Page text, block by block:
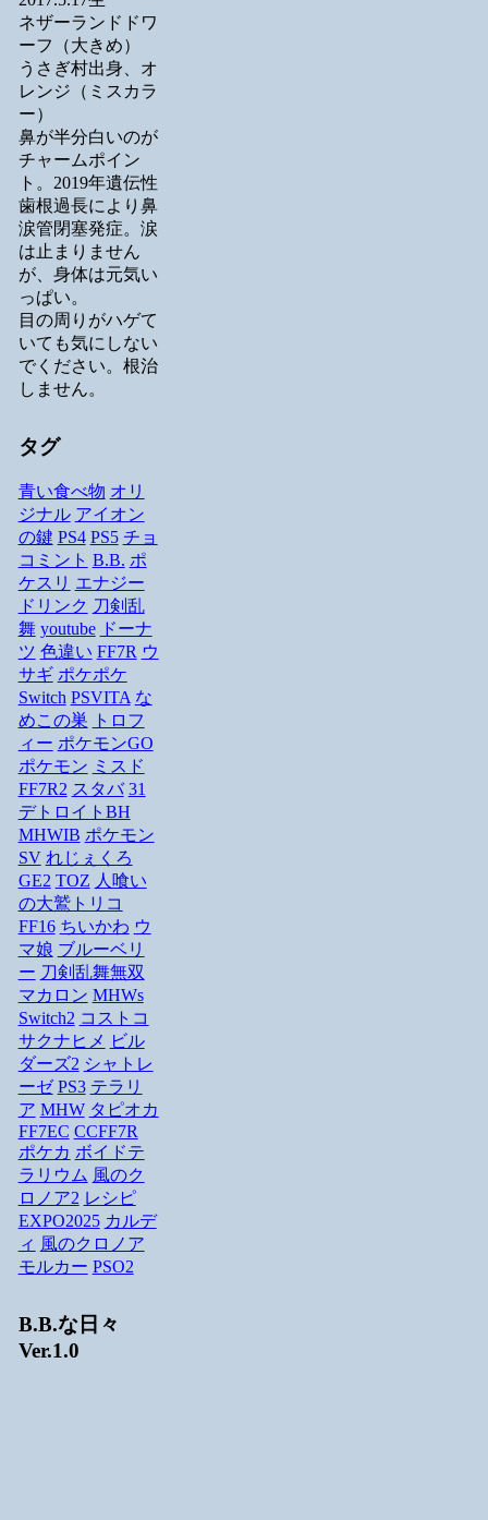
ネザーランドドワ
ーフ（大きめ）
うさぎ村出身、オ
レンジ（ミスカラ
ー）
鼻が半分白いのが
チャームポイン
ト。2019年遺伝性
歯根過長により鼻
涙管閉塞発症。涙
は止まりません
が、身体は元気い
っぱい。
目の周りがハゲて
いても気にしない
でください。根治
しません。
タグ
青い食べ物 オリ
ジナル アイオン
の鍵 PS4 PS5 チョ
コミント B.B. ポ
ケスリ エナジー
ドリンク 刀剣乱
舞 youtube
ドーナ
ツ 色違い FF7R ウ
サギ ポケポケ
Switch PSVITA な
めこの巣
トロフ
ィー ポケモンGO
ポケモン ミスド
FF7R2 スタバ 31
デトロイトBH
MHWIB ポケモン
SV れじぇくろ
GE2 TOZ 人喰い
の大鷲トリコ
FF16 ちいかわ ウ
マ娘 ブルーベリ
ー 刀剣乱舞無双
マカロン MHWs
Switch2 コストコ
サクナヒメ ビル
ダーズ2 シャトレ
ーゼ PS3 テラリ
ア MHW タピオカ
FF7EC CCFF7R
ポケカ ボイドテ
ラリウム 風のク
ロノア2 レシピ
EXPO2025 カルデ
ィ 風のクロノア
モルカー PSO2
B.B.な日々
Ver.1.0